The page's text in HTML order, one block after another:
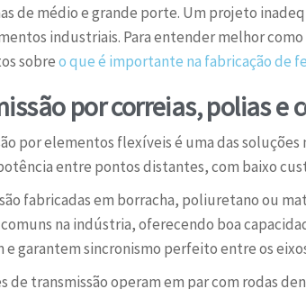
de médio e grande porte. Um projeto
industriais. Para entender melhor
sobreo que é importante na fabricação de
por correias, polias e
por elementos flexíveis é uma das
entre pontos distantes, com baixo
fabricadas em borracha, poliuretano ou
comuns na indústria, oferecendo boa
e garantem sincronismo perfeito entre os
de transmissão operam em par com rodas